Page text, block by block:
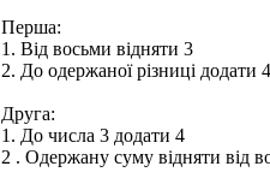
Перша:
1. Від восьми відняти 3
2. До одержаної різниці додати 4
Друга:
1. До числа 3 додати 4
2 . Одержану суму відняти від